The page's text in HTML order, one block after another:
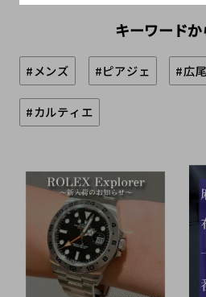
キーワード
#メンズ #ピアジェ #広尾
#カルティエ